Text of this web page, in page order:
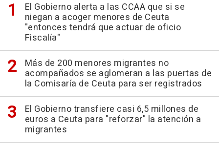
El Gobierno alerta a las CCAA que si se
niegan a acoger menores de Ceuta
"entonces tendrá que actuar de oficio
Fiscalía"
Más de 200 menores migrantes no
acompañados se aglomeran a las puertas de
la Comisaría de Ceuta para ser registrados
El Gobierno transfiere casi 6,5 millones de
euros a Ceuta para "reforzar" la atención a
migrantes